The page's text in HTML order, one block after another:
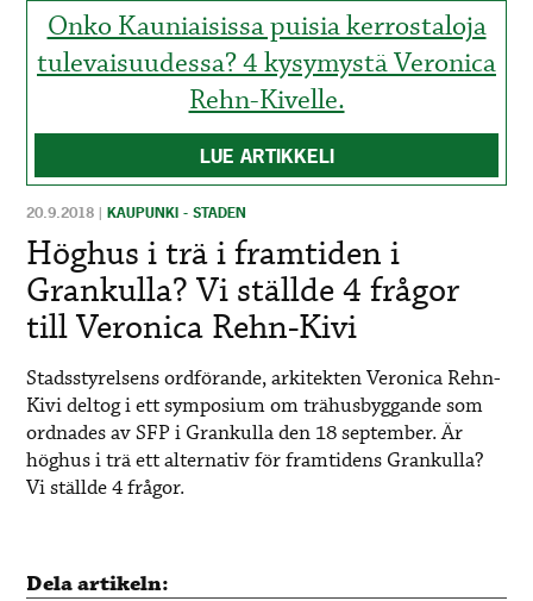
Onko Kauniaisissa puisia kerrostaloja
tulevaisuudessa? 4 kysymystä Veronica
Rehn-Kivelle.
LUE ARTIKKELI
20.9.2018 |KAUPUNKI - STADEN
Höghus i trä i framtiden i
Grankulla? Vi ställde 4 frågor
till Veronica Rehn-Kivi
Stadsstyrelsens ordförande, arkitekten Veronica Rehn-
Kivi deltog i ett symposium om trähusbyggande som
ordnades av SFP i Grankulla den 18 september. Är
höghus i trä ett alternativ för framtidens Grankulla?
Vi ställde 4 frågor.
Dela artikeln: